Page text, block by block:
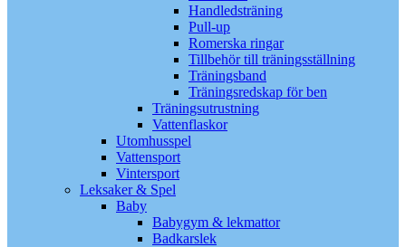
Handledsträning
Pull-up
Romerska ringar
Tillbehör till träningsställning
Träningsband
Träningsredskap för ben
Träningsutrustning
Vattenflaskor
Utomhusspel
Vattensport
Vintersport
Leksaker & Spel
Baby
Babygym & lekmattor
Badkarslek